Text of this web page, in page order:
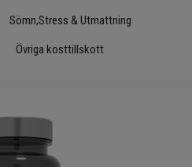
Sömn,Stress & Utmattning
Övriga kosttillskott